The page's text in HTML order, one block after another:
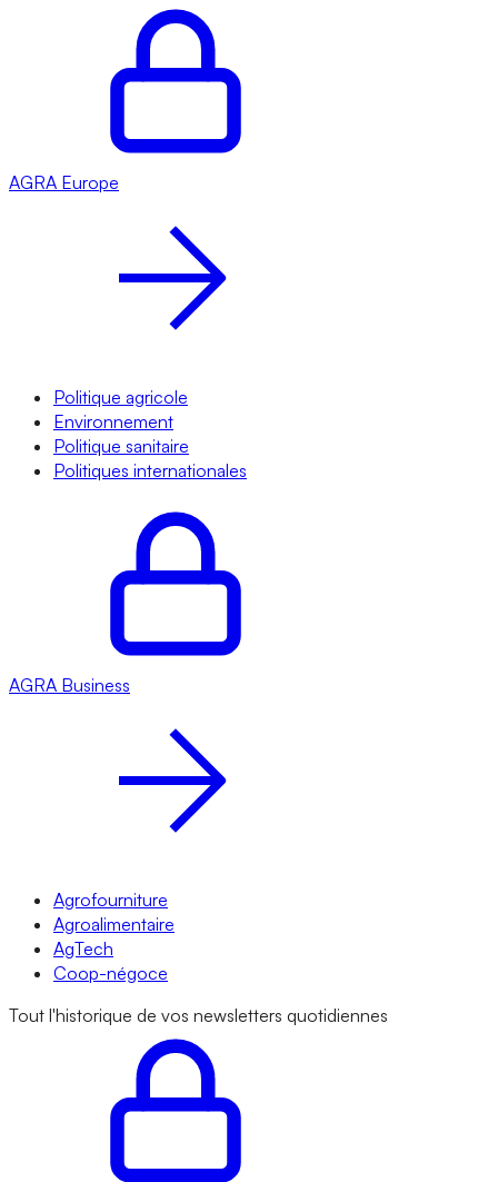
AGRA Europe
Politique agricole
Environnement
Politique sanitaire
Politiques internationales
AGRA Business
Agrofourniture
Agroalimentaire
AgTech
Coop-négoce
Tout l'historique de vos newsletters quotidiennes